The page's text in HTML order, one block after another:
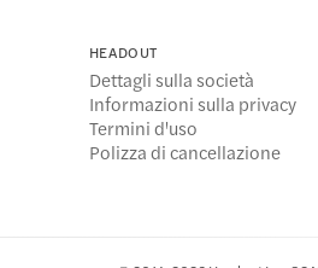
HEADOUT
Dettagli sulla società
Informazioni sulla privacy
Termini d'uso
Polizza di cancellazione